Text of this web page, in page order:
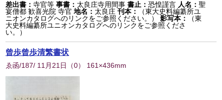
差出書：寺官等 事書： 太良庄寺用間事書止：恐惶謹言 人名：聖
宴僧都 歓喜光院 寺官 地名： 太良庄 刊本：
（東大史料編纂所ユ
ニオンカタログへのリンクをご参照ください。）
影写本：
（東
大史料編纂所ユニオンカタログへのリンクをご参照くださ
い。）
曾歩曾歩清繁書状
ゑ函/187/ 11月21日 （0） 161×436mm